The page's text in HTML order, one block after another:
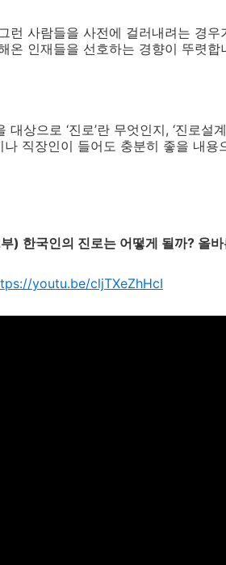
런 사람들을 사전에 걸러내려는 경우
온 인재들을 선호하는 경향이 뚜렷합
대상으로 ‘진로’란 무엇인지, ‘진로설계
나 직장인이 들어도 충분히 좋을 내
부) 한국인의 진로는 어떻게 될까? 올
youtu.be/cljTXeZhHcI